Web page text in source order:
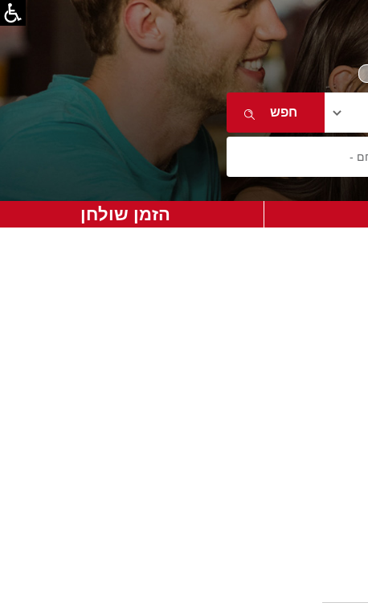
הזמן שולחן